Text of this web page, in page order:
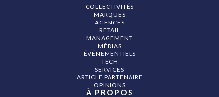
COLLECTIVITÉS
MARQUES
AGENCES
RETAIL
MANAGEMENT
MÉDIAS
ÉVÉNEMENTIELS
TECH
SERVICES
ARTICLE PARTENAIRE
OPINIONS
À PROPOS